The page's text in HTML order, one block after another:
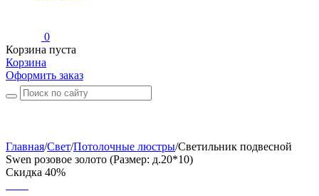
0
Корзина пуста
Корзина
Оформить заказ
Главная/Свет/Потолочные люстры/Светильник подвесной
Swen розовое золото (Размер: д.20*10)
Скидка 40%